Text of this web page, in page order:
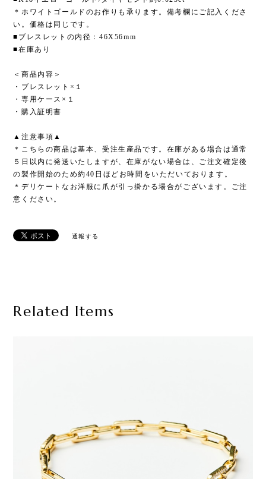
＊ホワイトゴールドのお作りも承ります。備考欄にご記入くださ
い。価格は同じです。
■ブレスレットの内径：46X56mm
■在庫あり
＜商品内容＞
・ブレスレット×１
・専用ケース×１
・購入証明書
▲注意事項▲
＊こちらの商品は基本、受注生産品です。在庫がある場合は通常
５日以内に発送いたしますが、在庫がない場合は、ご注文確定後
の製作開始のため約40日ほどお時間をいただいております。
＊デリケートなお洋服に爪が引っ掛かる場合がございます。ご注
意ください。
通報する
Related Items